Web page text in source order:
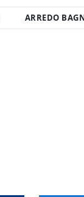
ARREDO